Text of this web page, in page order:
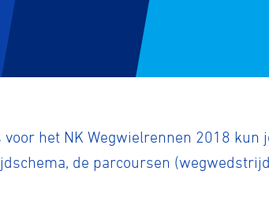
voor het NK Wegwielrennen 2018 kun
de parcoursen